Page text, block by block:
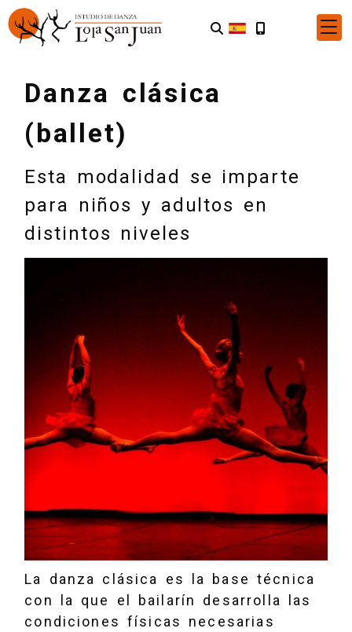
Danza clásica
(ballet)
Esta modalidad se imparte
para niños y adultos en
distintos niveles
La danza clásica es la base técnica
con la que el bailarín desarrolla las
condiciones físicas necesarias